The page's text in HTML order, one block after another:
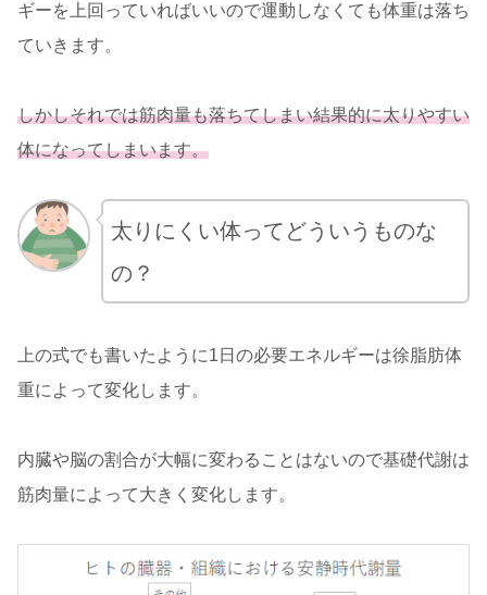
ギーを上回っていればいいので運動しなくても体重は落ち
ていきます。
しかしそれでは筋肉量も落ちてしまい結果的に太りやすい
体になってしまいます。
太りにくい体ってどういうものな
の？
上の式でも書いたように1日の必要エネルギーは徐脂肪体
重によって変化します。
内臓や脳の割合が大幅に変わることはないので基礎代謝は
筋肉量によって大きく変化します。